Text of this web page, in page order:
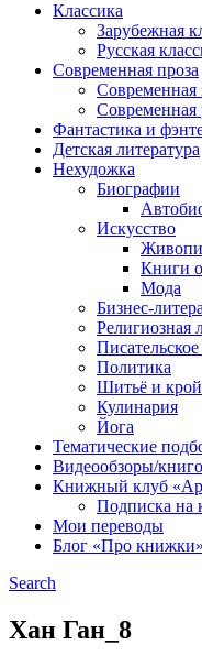
Классика
Зарубежная
Русская
Современная проза
Современная
Современная
Фантастика и
Детская литература
Нехудожка
Биографии
Искусство
Книги
Мода
Бизнес-
Религиозная
Политика
Шитьё и крой
Кулинария
Йога
Тематические
Видеообзоры/
Книжный клуб
Подписка на
Мои переводы
Блог «Про книжки»
Search
Хан Ган_8